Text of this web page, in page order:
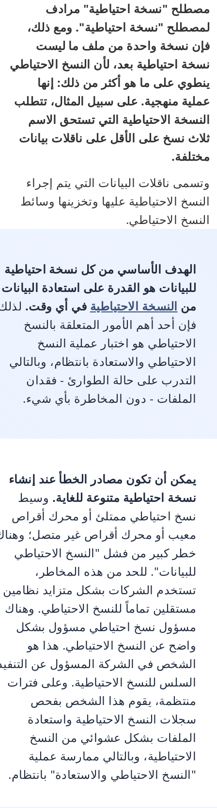
مصطلح "نسخة احتياطية" مرادف
لمصطلح "نسخة احتياطية". ومع ذلك،
فإن نسخة واحدة من ملف ما ليست
نسخة احتياطية بعد، لأن النسخ الاحتياطي
ينطوي على ما هو أكثر من ذلك: إنها
عملية منهجية. على سبيل المثال، تتطلب
النسخة الاحتياطية التي تستحق الاسم
ثلاث نسخ على الأقل على ناقلات بيانات
مختلفة.
وتسمى ناقلات البيانات التي يتم إجراء
النسخ الاحتياطية عليها وتخزينها وسائط
النسخ الاحتياطي.
الهدف الأساسي من كل نسخة احتياطية
للبيانات هو القدرة على استعادة البيانات
من النسخة الاحتياطية في أي وقت.
فإن أحد أهم الأمور المتعلقة بالنسخ
الاحتياطي هو اختبار عملية النسخ
الاحتياطي والاستعادة بانتظام، وبالتالي
التدرب على حالة الطوارئ - فقدان
الملفات - دون المخاطرة بأي شيء.
يمكن أن تكون مصادر الخطأ عند إنشاء
نسخة احتياطية متنوعة للغاية. وسيط
نسخ احتياطي ممتلئ أو محرك أقراص
معيب أو محرك أقراص غير متصل؛
خطر كبير من فشل "النسخ الاحتياطي
للبيانات". للحد من هذه المخاطر،
تستخدم الشركات بشكل متزايد نظامين
مستقلين تماماً للنسخ الاحتياطي. وهناك
مسؤول نسخ احتياطي مسؤول بشكل
واضح عن النسخ الاحتياطي. هذا هو
الشخص في الشركة المسؤول عن
السلس للنسخ الاحتياطية. وعلى فترات
منتظمة، يقوم هذا الشخص بفحص
سجلات النسخ الاحتياطية واستعادة
الملفات بشكل عشوائي من النسخ
الاحتياطية، وبالتالي ممارسة عملية
"النسخ الاحتياطي والاستعادة" بانتظام.